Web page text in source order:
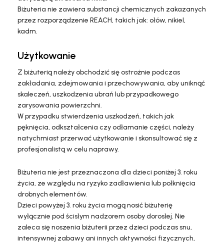
Biżuteria nie zawiera substancji chemicznych zakazanych
przez rozporządzenie REACH, takich jak: ołów, nikiel,
kadm.
Użytkowanie
Z biżuterią należy obchodzić się ostrożnie podczas
zakładania, zdejmowania i przechowywania, aby uniknąć
skaleczeń, uszkodzenia ubrań lub przypadkowego
zarysowania powierzchni.
W przypadku stwierdzenia uszkodzeń, takich jak
pęknięcia, odkształcenia czy odłamanie części, należy
natychmiast przerwać użytkowanie i skonsultować się z
profesjonalistą w celu naprawy.
Biżuteria nie jest przeznaczona dla dzieci poniżej 3. roku
życia, ze względu na ryzyko zadławienia lub połknięcia
drobnych elementów.
Dzieci powyżej 3. roku życia mogą nosić biżuterię
wyłącznie pod ścisłym nadzorem osoby dorosłej. Nie
zaleca się noszenia biżuterii przez dzieci podczas snu,
intensywnej zabawy ani innych aktywności fizycznych,